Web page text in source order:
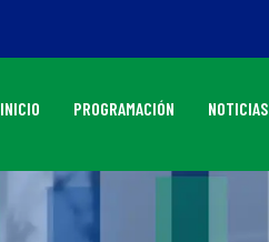
INICIO PROGRAMACIÓN NOTICIAS